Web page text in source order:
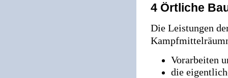
4 Örtliche
Die Leistungen
Vorarbeiten
die